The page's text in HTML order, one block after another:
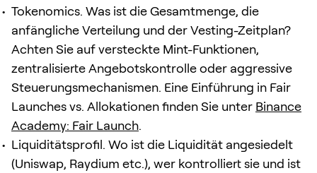
Tokenomics. Was ist die Gesamtmenge, die
anfängliche Verteilung und der Vesting-Zeitplan?
Achten Sie auf versteckte Mint-Funktionen,
zentralisierte Angebotskontrolle oder aggressive
Steuerungsmechanismen. Eine Einführung in Fair
Launches vs. Allokationen finden Sie unter Binance
Academy: Fair Launch.
Liquiditätsprofil. Wo ist die Liquidität angesiedelt
(Uniswap, Raydium etc.), wer kontrolliert sie und ist